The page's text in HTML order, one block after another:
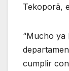
Tekoporã,
“Mucho ya
cumplir